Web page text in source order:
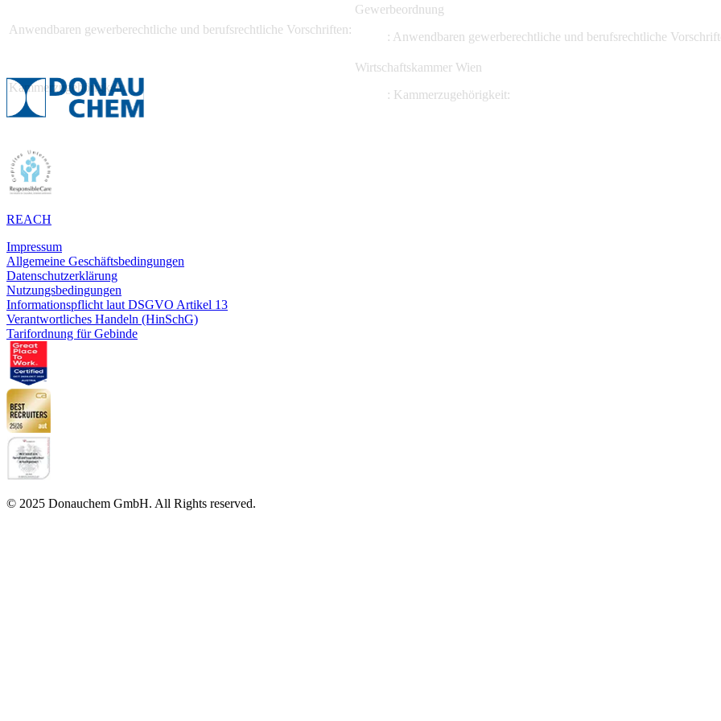
Anwendbaren gewerberechtliche und berufsrechtliche Vorschriften:
Gewerbeordnung
: Anwendbaren gewerberechtliche und berufsrechtliche
Kammerzugehörigkeit:
Wirtschaftskammer Wien
: Kammerzugehörigkeit:
REACH
Impressum
Allgemeine Geschäftsbedingungen
Datenschutzerklärung
Nutzungsbedingungen
Informationspflicht laut DSGVO Artikel 13
Verantwortliches Handeln (HinSchG)
Tarifordnung für Gebinde
© 2025 Donauchem GmbH. All Rights reserved.